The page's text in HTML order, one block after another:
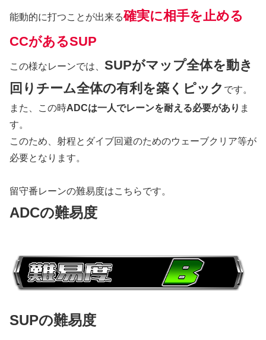
能動的に打つことが出来る確実に相手を止める
CCがあるSUP
この様なレーンでは、 SUPがマップ全体を動き
回りチーム全体の有利を築くピック です。
また、この時ADCは一人でレーンを耐える必要があり ま
す。
このため、射程とダイブ回避のためのウェーブクリア等が
必要となります。
留守番レーンの難易度はこちらです。
ADCの難易度
SUPの難易度